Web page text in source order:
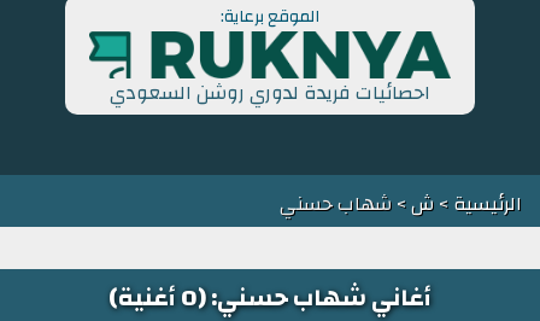
الموقع برعاية:
احصائيات فريدة لدوري روشن السعودي
الرئيسية>ش> شهاب حسني
أغاني شهاب حسني: (0 أغنية)